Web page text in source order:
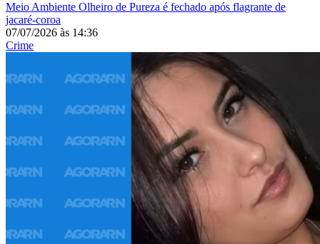
Meio Ambiente Olheiro de Pureza é fechado após flagrante de
jacaré-coroa
07/07/2026 às 14:36
Crime